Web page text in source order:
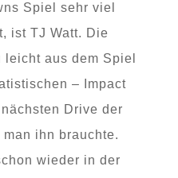
Spiel sehr viel
ist TJ Watt. Die
aus dem Spiel
– Impact
Drive der
ihn brauchte.
wieder in der